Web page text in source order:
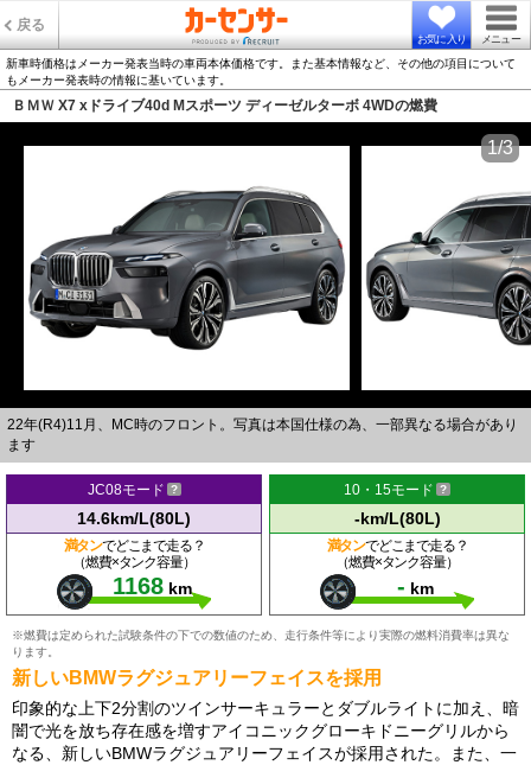
戻る
お気に入り メニュー
新車時価格はメーカー発表当時の車両本体価格です。また基本情報など、その他の項目について
もメーカー発表時の情報に基いています。
ＢＭＷ X7 xドライブ40d Mスポーツ ディーゼルターボ 4WDの燃費
22年(R4)11月、MC時のフロント。写真は本国仕様の為、一部異なる場合があり
ます
1/3
JC08モード
14.6km/L(80L)
満タンでどこまで走る？
（燃費×タンク容量）
1168 km
10・15モード
-km/L(80L)
満タンでどこまで走る？
（燃費×タンク容量）
- km
※燃費は定められた試験条件の下での数値のため、走行条件等により実際の燃料消費率は異な
ります。
新しいBMWラグジュアリーフェイスを採用
印象的な上下2分割のツインサーキュラーとダブルライトに加え、暗
闇で光を放ち存在感を増すアイコニックグローキドニーグリルから
なる、新しいBMWラグジュアリーフェイスが採用された。また、一